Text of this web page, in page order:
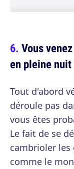
Vous
en pleine
Tout d'abord
déroule pas
vous êtes
Le fait de se
cambrioler les
comme le